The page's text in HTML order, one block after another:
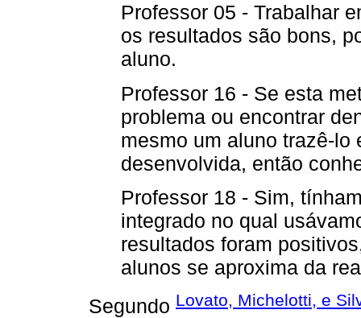
Professor 05 - Trabalhar
os resultados são bons,
aluno.
Professor 16 - Se esta
problema ou encontrar
mesmo um aluno trazê-lo
desenvolvida, então
Professor 18 - Sim,
integrado no qual
resultados foram
alunos se aproxima da
Segundo Lovato, Michelotti, e